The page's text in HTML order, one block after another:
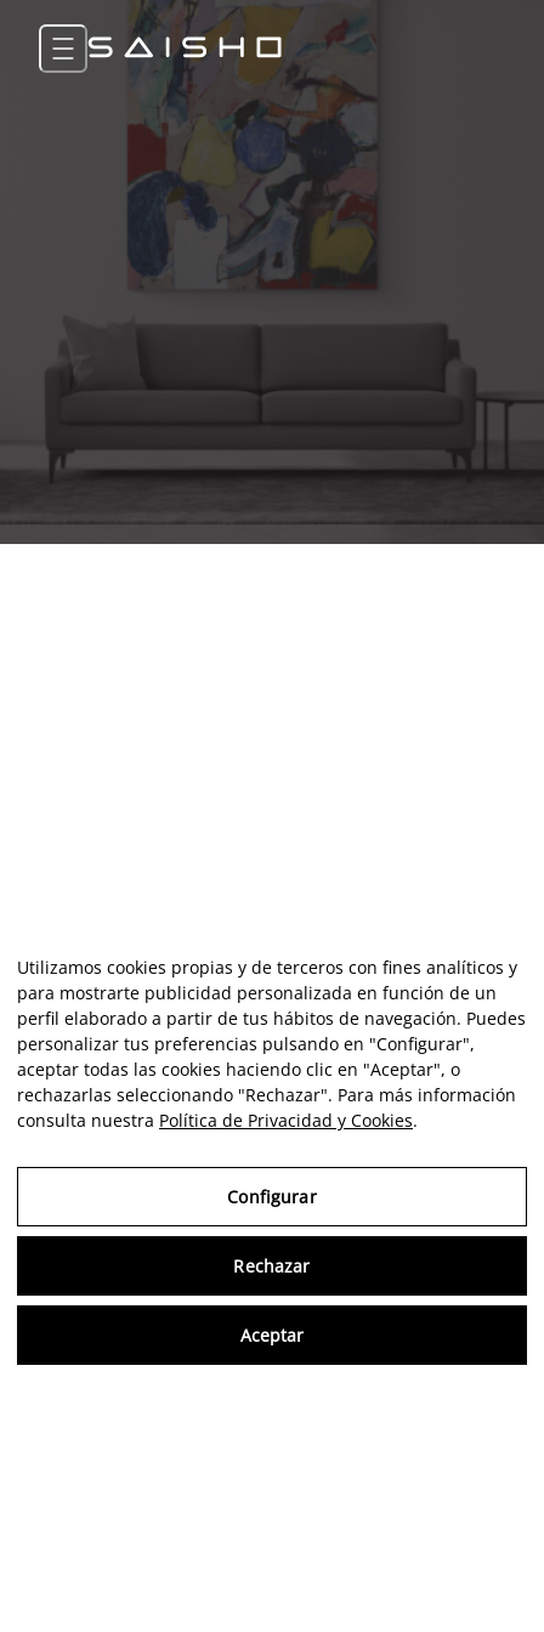
Utilizamos cookies propias y de terceros con fines analíticos y
para mostrarte publicidad personalizada en función de un
perfil elaborado a partir de tus hábitos de navegación. Puedes
personalizar tus preferencias pulsando en "Configurar",
aceptar todas las cookies haciendo clic en "Aceptar", o
rechazarlas seleccionando "Rechazar". Para más información
consulta nuestra Política de Privacidad y Cookies.
Configurar
Rechazar
Aceptar